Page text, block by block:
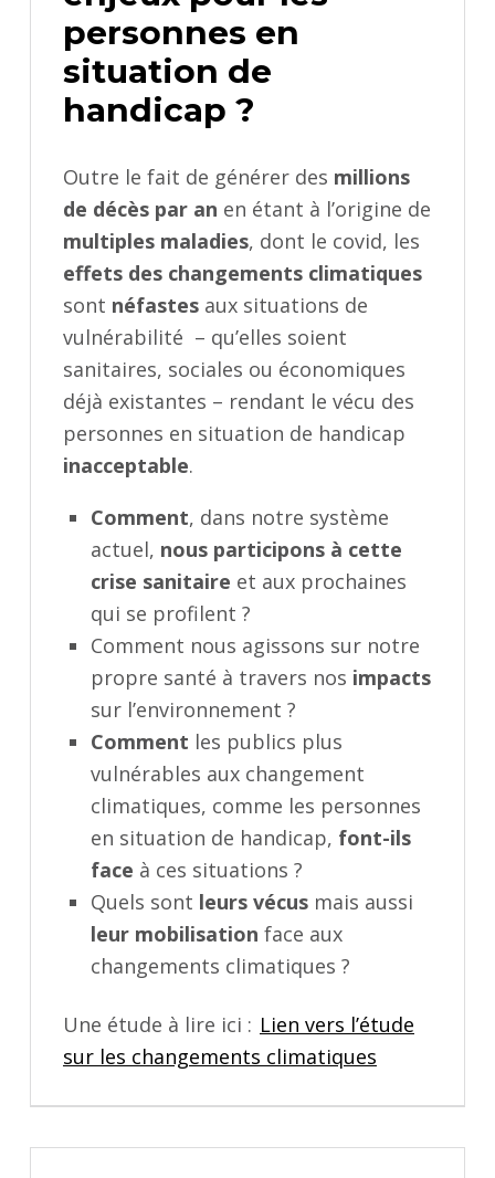
personnes en
situation de
handicap ?
Outre le fait de générer des millions
de décès par an en étant à l’origine de
multiples maladies, dont le covid, les
effets des changements climatiques
sont néfastesaux situations de
vulnérabilité – qu’elles soient
sanitaires, sociales ou économiques
déjà existantes – rendant le vécu des
personnes en situation de handicap
inacceptable.
Comment, dans notre système
actuel, nous participons à cette
crise sanitaire et aux prochaines
qui se profilent ?
Comment nous agissons sur notre
propre santé à travers nos impacts
sur l’environnement ?
Comment les publics plus
vulnérables aux changement
climatiques, comme les personnes
en situation de handicap, font-ils
face à ces situations ?
Quels sont leurs vécusmais aussi
leur mobilisation face aux
changements climatiques ?
Une étude à lire ici : Lien vers l’étude
sur les changements climatiques